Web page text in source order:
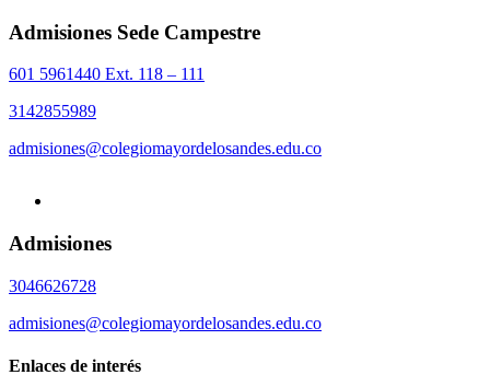
Admisiones Sede Campestre
601 5961440 Ext. 118 – 111
3142855989
admisiones@colegiomayordelosandes.edu.co
Admisiones
3046626728
admisiones@colegiomayordelosandes.edu.co
Enlaces de interés